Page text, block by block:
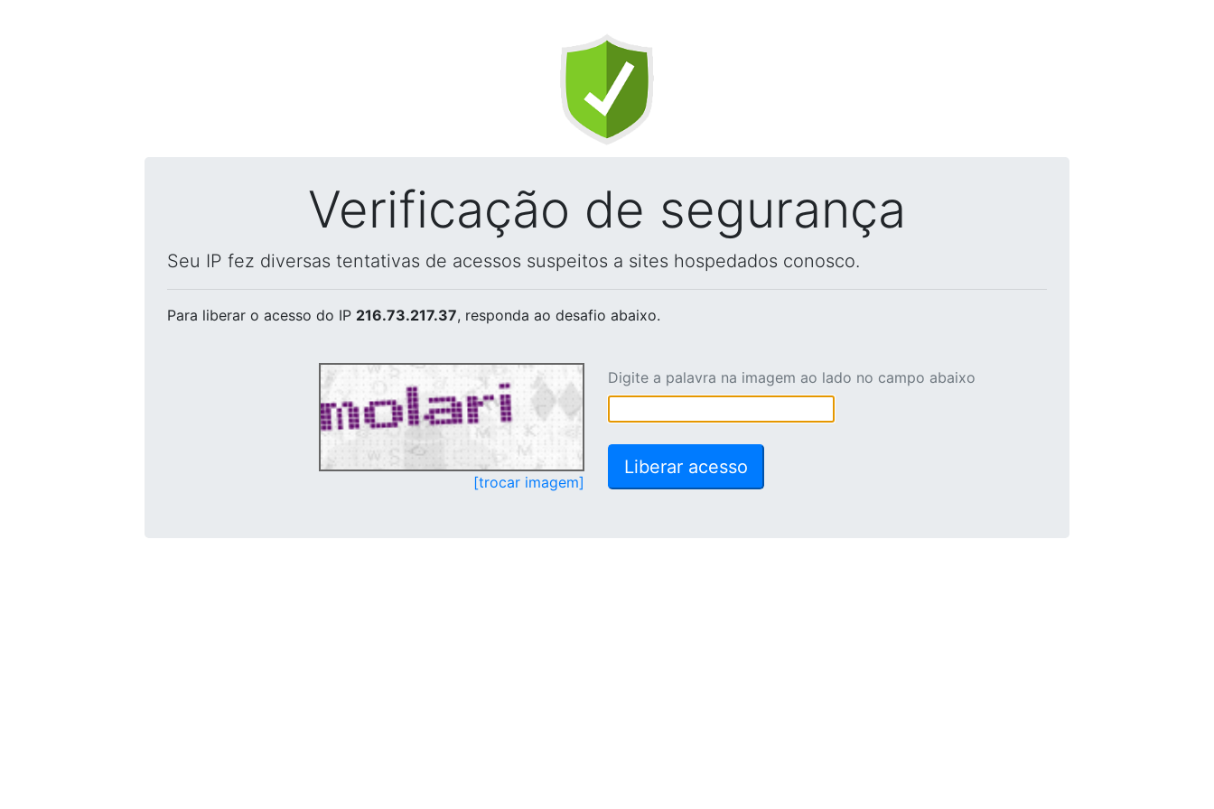
Verificação de segurança
Seu IP fez diversas tentativas de acessos suspeitos a sites hospedados conosco.
Para liberar o acesso do IP 216.73.217.37, responda ao desafio abaixo.
[trocar imagem]
Digite a palavra na imagem ao lado no campo abaixo